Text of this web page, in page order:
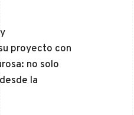
proyecto con
no solo
la